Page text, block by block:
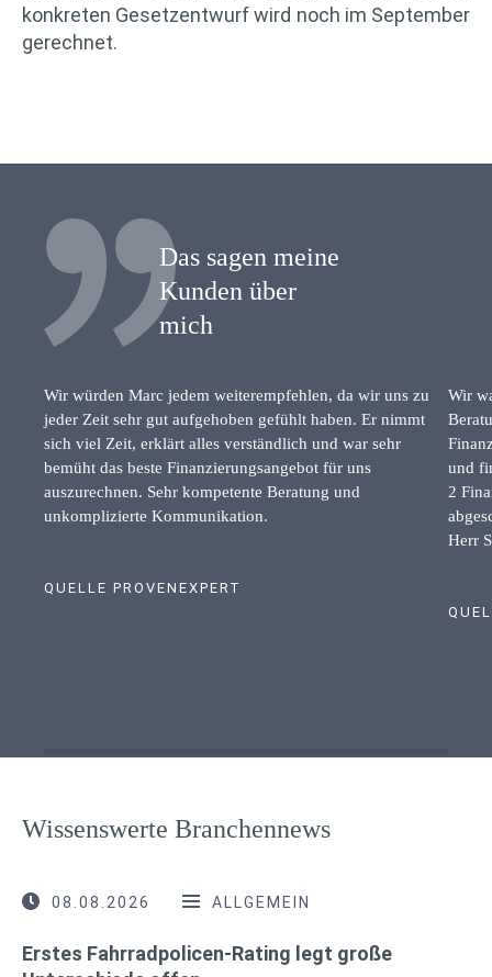
konkreten Gesetzentwurf wird noch im September
gerechnet.
Das sagen meine
Kunden über
mich
Wir würden Marc jedem weiterempfehlen, da wir uns zu
jeder Zeit sehr gut aufgehoben gefühlt haben. Er nimmt
sich viel Zeit, erklärt alles verständlich und war sehr
bemüht das beste Finanzierungsangebot für uns
auszurechnen. Sehr kompetente Beratung und
unkomplizierte Kommunikation.
QUELLE PROVENEXPERT
Wir
und
2
Herr
Wissenswerte Branchennews
08.08.2026 ALLGEMEIN
Erstes Fahrradpolicen-Rating legt große